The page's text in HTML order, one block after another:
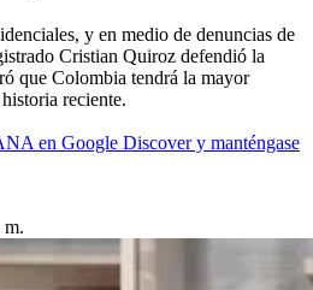
y en medio de denuncias de
Cristian Quiroz defendió la
que Colombia tendrá la mayor
reciente.
en Google Discover y manténgase
m.